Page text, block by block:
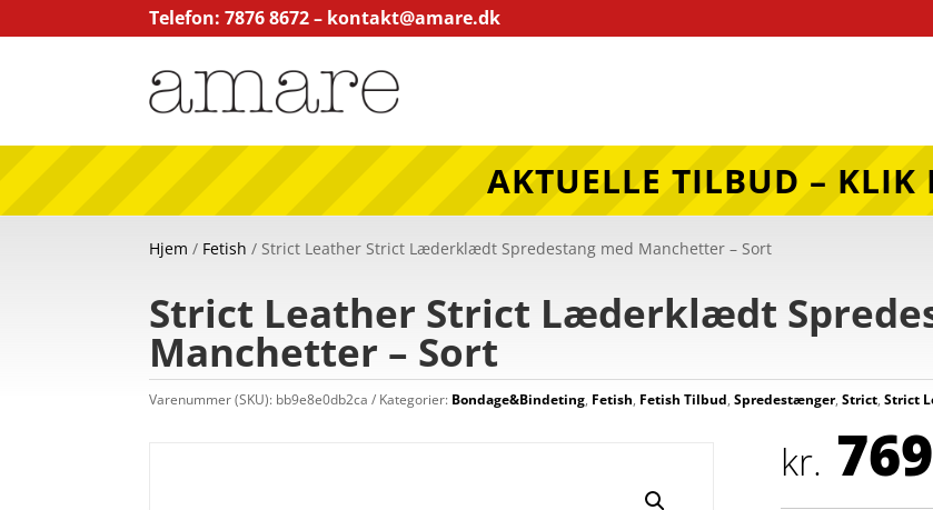
Telefon: 7876 8672 – kontakt@amare.dk
AKTUELLE TILBUD – KLIK
Hjem / Fetish / Strict Leather Strict Læderklædt Spredestang med Manchetter – Sort
Strict Leather Strict Læderklædt
Manchetter – Sort
Varenummer (SKU): bb9e8e0db2ca Kategorier: Bondage&Bindeting, Fetish, Fetish Tilbud,Spredestænger,Strict,Strict
kr.